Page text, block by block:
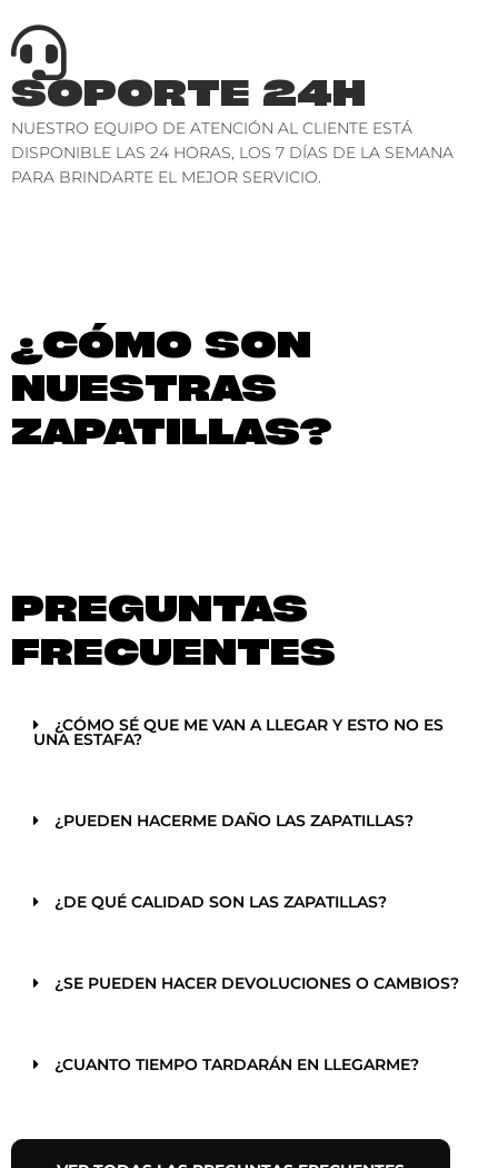
SOPORTE 24H
NUESTRO EQUIPO DE ATENCIÓN AL CLIENTE ESTÁ
DISPONIBLE LAS 24 HORAS, LOS 7 DÍAS DE LA SEMANA
PARA BRINDARTE EL MEJOR SERVICIO.
¿CÓMO SON
NUESTRAS
ZAPATILLAS?
PREGUNTAS
FRECUENTES
¿CÓMO SÉ QUE ME VAN A LLEGAR Y ESTO NO ES
UNA ESTAFA?
¿PUEDEN HACERME DAÑO LAS ZAPATILLAS?
¿DE QUÉ CALIDAD SON LAS ZAPATILLAS?
¿SE PUEDEN HACER DEVOLUCIONES O CAMBIOS?
¿CUANTO TIEMPO TARDARÁN EN LLEGARME?